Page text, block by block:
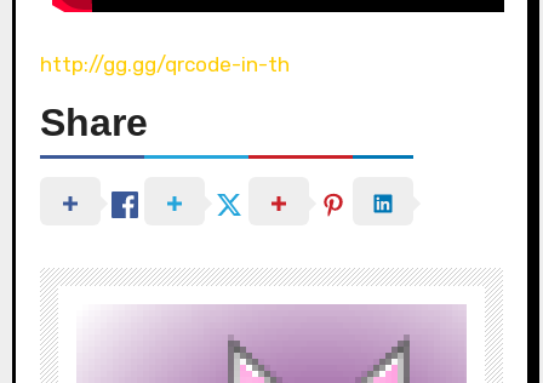
http://gg.gg/qrcode-in-th
Share